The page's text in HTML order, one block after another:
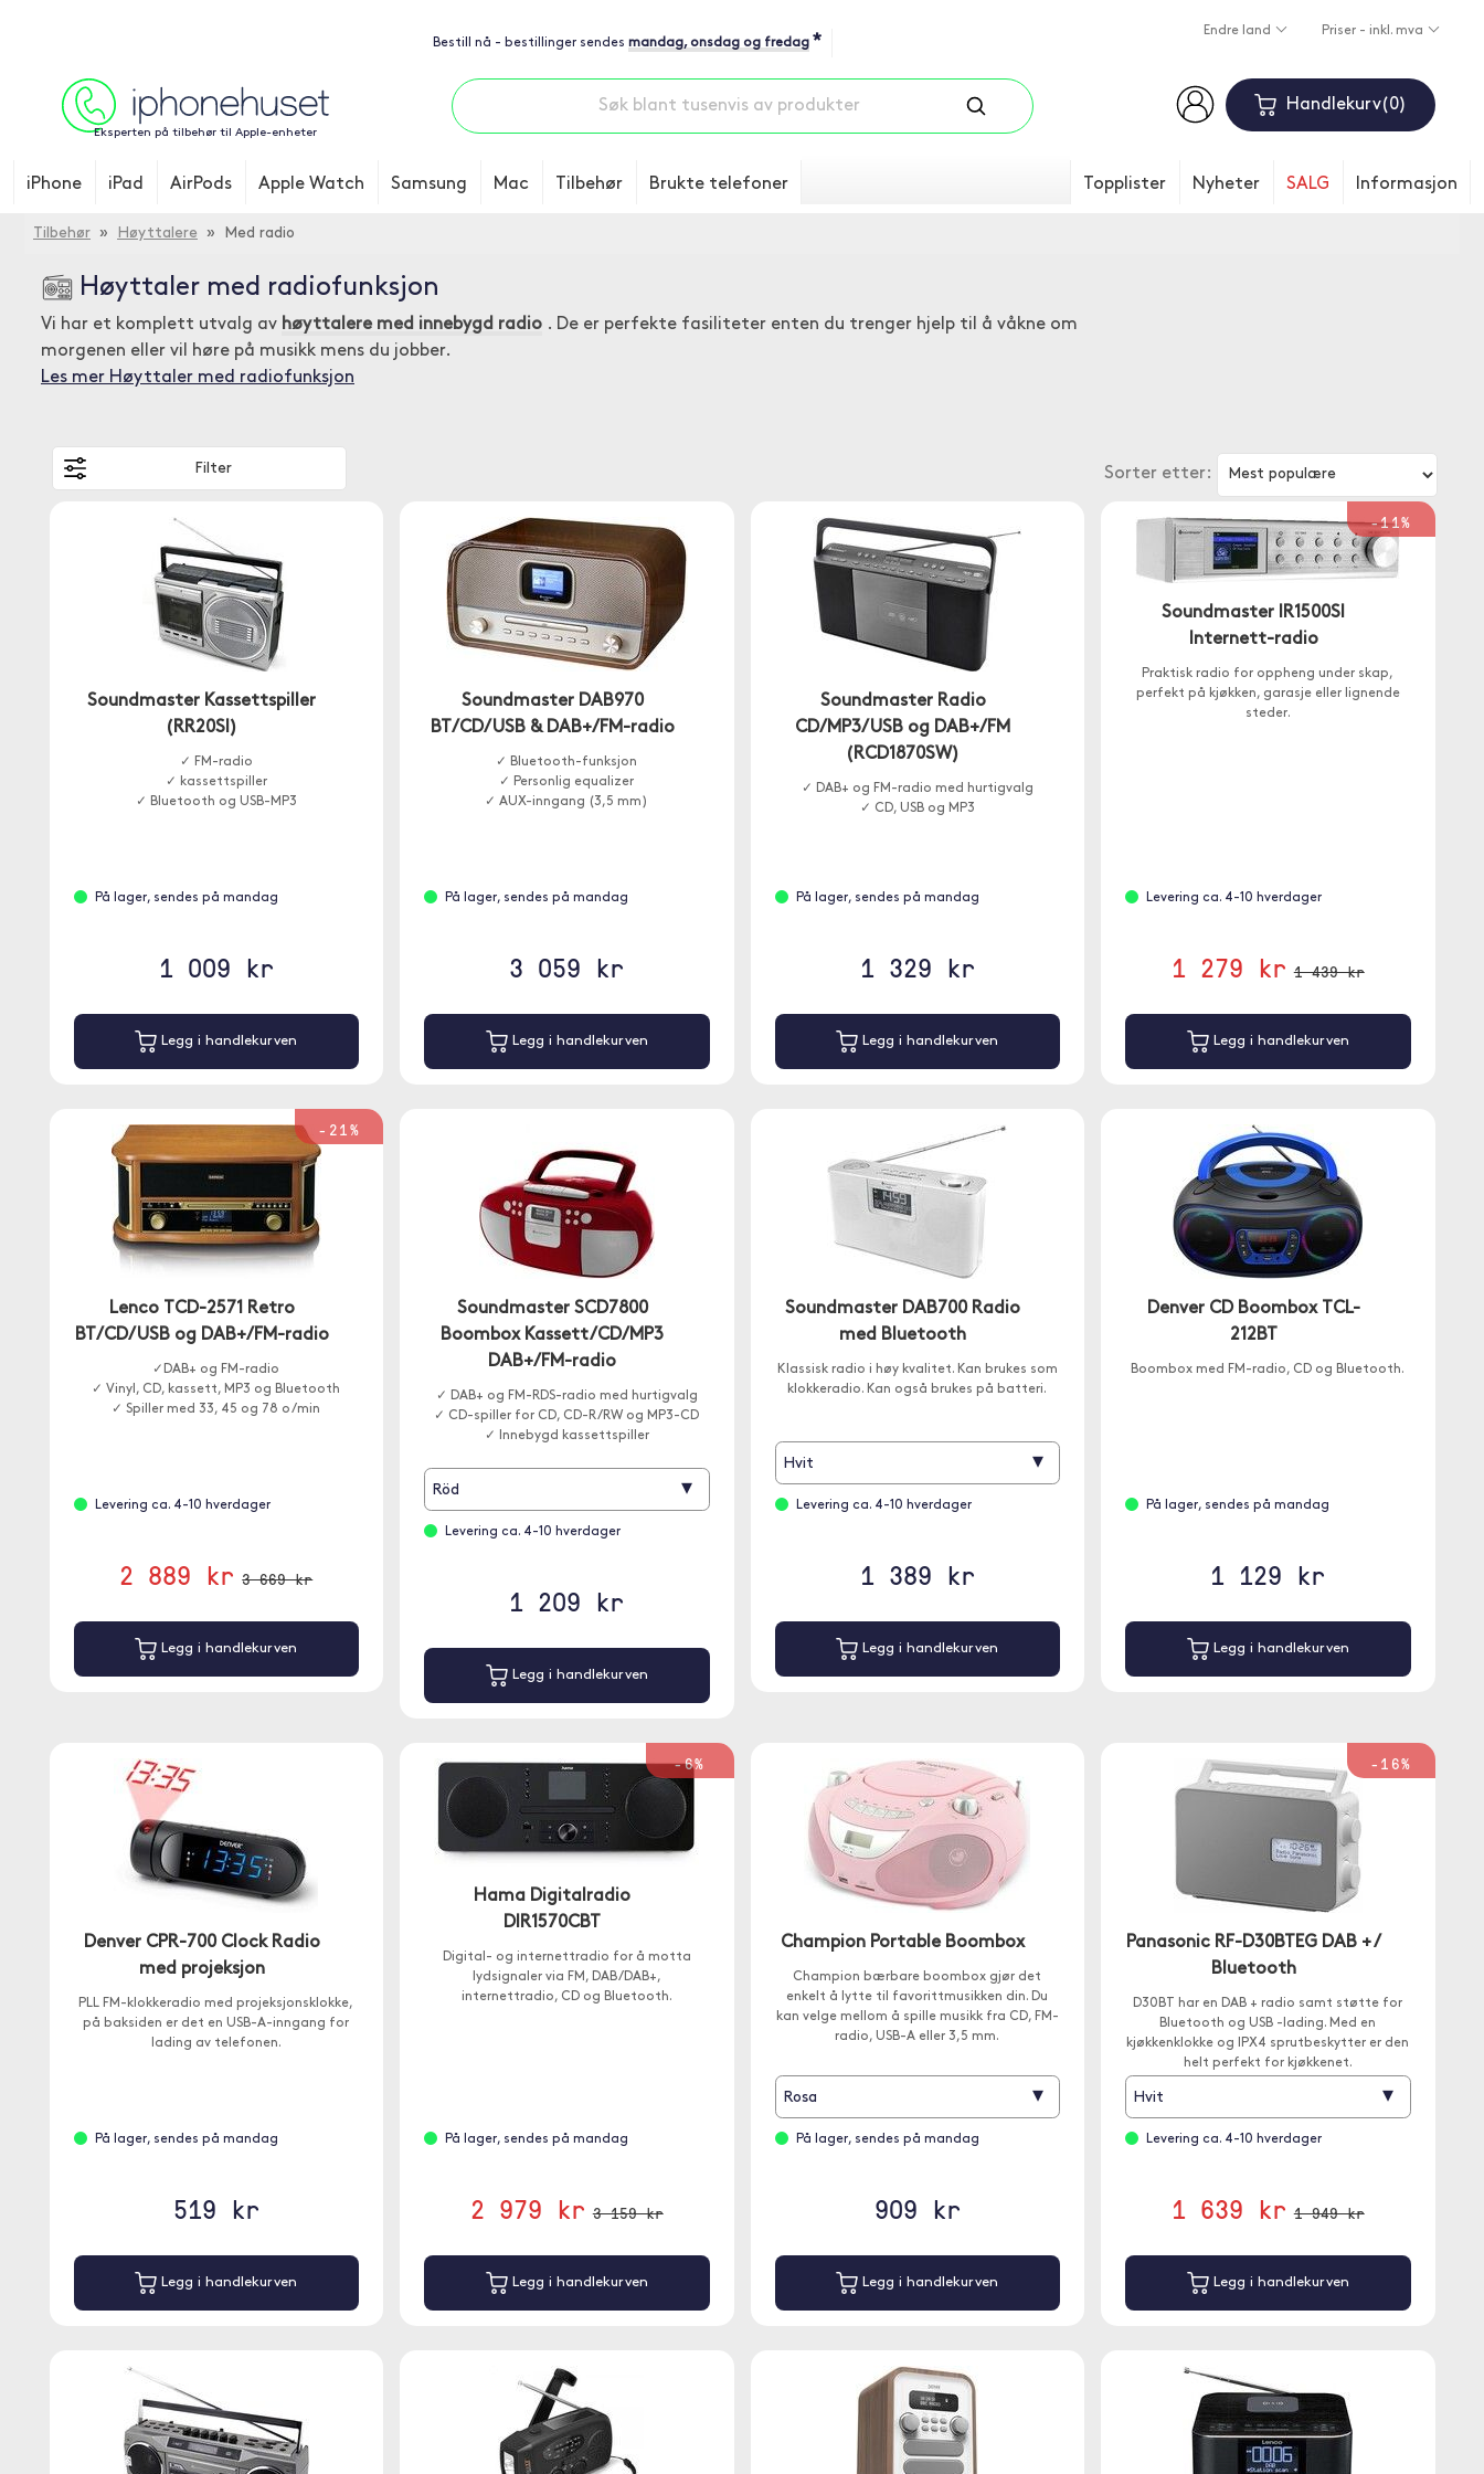
Bestill nå - bestillinger sendes mandag, onsdag og fredag *
Endre land Priser - inkl. mva
Eksperten på tilbehør til Apple-enheter
Handlekurv 0
iPhone iPad AirPods Apple Watch Samsung Mac Tilbehør Brukte telefoner Topplister Nyheter SALG Informasjon
Tilbehør » Høyttalere » Med radio
Høyttaler med radiofunksjon
Vi har et komplett utvalg av høyttalere med innebygd radio . De er perfekte fasiliteter enten du trenger hjelp til å våkne om
morgenen eller vil høre på musikk mens du jobber.
Les mer Høyttaler med radiofunksjon
Sorter etter:
Filter
Soundmaster Kassettspiller
(RR20SI)
✓ FM-radio
✓ kassettspiller
✓ Bluetooth og USB-MP3
På lager, sendes på mandag
1 009 kr
Legg i handlekurven
Soundmaster DAB970
BT/CD/USB & DAB+/FM-radio
✓ Bluetooth-funksjon
✓ Personlig equalizer
✓ AUX-inngang (3,5 mm)
På lager, sendes på mandag
3 059 kr
Legg i handlekurven
Soundmaster Radio
CD/MP3/USB og DAB+/FM
(RCD1870SW)
✓ DAB+ og FM-radio med hurtigvalg
✓ CD, USB og MP3
På lager, sendes på mandag
1 329 kr
Legg i handlekurven
-11%
Soundmaster IR1500SI
Internett-radio
Praktisk radio for oppheng under skap,
perfekt på kjøkken, garasje eller lignende
steder.
Levering ca. 4-10 hverdager
1 279 kr 1 439 kr
Legg i handlekurven
-21%
Lenco TCD-2571 Retro
BT/CD/USB og DAB+/FM-radio
✓DAB+ og FM-radio
✓ Vinyl, CD, kassett, MP3 og Bluetooth
✓ Spiller med 33, 45 og 78 o/min
Levering ca. 4-10 hverdager
2 889 kr 3 669 kr
Legg i handlekurven
Soundmaster SCD7800
Boombox Kassett/CD/MP3
DAB+/FM-radio
✓ DAB+ og FM-RDS-radio med hurtigvalg
✓ CD-spiller for CD, CD-R/RW og MP3-CD
✓ Innebygd kassettspiller
Röd ▾
Levering ca. 4-10 hverdager
1 209 kr
Legg i handlekurven
Soundmaster DAB700 Radio
med Bluetooth
Klassisk radio i høy kvalitet. Kan brukes som
klokkeradio. Kan også brukes på batteri.
Hvit ▾
Levering ca. 4-10 hverdager
1 389 kr
Legg i handlekurven
Denver CD Boombox TCL-
212BT
Boombox med FM-radio, CD og Bluetooth.
På lager, sendes på mandag
1 129 kr
Legg i handlekurven
Denver CPR-700 Clock Radio
med projeksjon
PLL FM-klokkeradio med projeksjonsklokke,
på baksiden er det en USB-A-inngang for
lading av telefonen.
På lager, sendes på mandag
519 kr
Legg i handlekurven
-6%
Hama Digitalradio
DIR1570CBT
Digital- og internettradio for å motta
lydsignaler via FM, DAB/DAB+,
internettradio, CD og Bluetooth.
På lager, sendes på mandag
2 979 kr 3 159 kr
Legg i handlekurven
Champion Portable Boombox
Champion bærbare boombox gjør det
enkelt å lytte til favorittmusikken din. Du
kan velge mellom å spille musikk fra CD, FM-
radio, USB-A eller 3,5 mm.
Rosa ▾
På lager, sendes på mandag
909 kr
Legg i handlekurven
-16%
Panasonic RF-D30BTEG DAB + /
Bluetooth
D30BT har en DAB + radio samt støtte for
Bluetooth og USB -lading. Med en
kjøkkenklokke og IPX4 sprutbeskytter er den
helt perfekt for kjøkkenet.
Hvit ▾
Levering ca. 4-10 hverdager
1 639 kr 1 949 kr
Legg i handlekurven